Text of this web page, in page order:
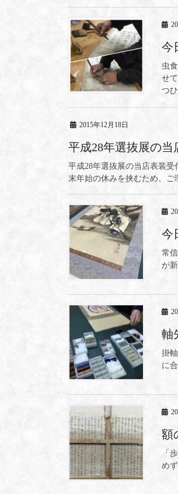
今
虫
せ
つ
2015年12月18日
平成28年選抜展の
平成28年選抜展の当店表装
末年始の休みを挟むため、ご
今
常
が
軸
掛
に
額
「
め